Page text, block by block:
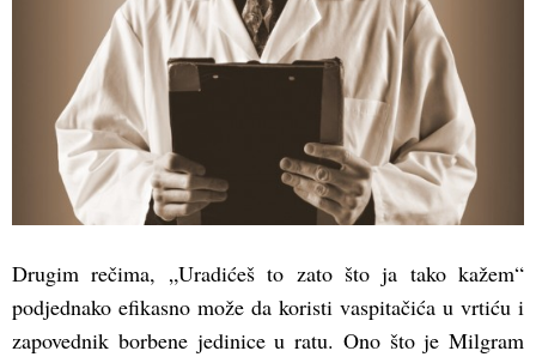
Drugim rečima, „Uradićeš to zato što ja tako kažem“
podjednako efikasno može da koristi vaspitačića u vrtiću i
zapovednik borbene jedinice u ratu. Ono što je Milgram